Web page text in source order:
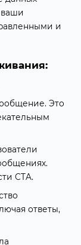
и
Это
CTA.
ответы,